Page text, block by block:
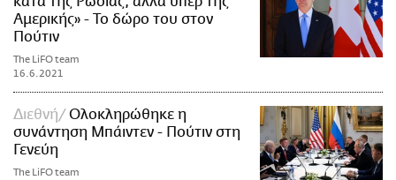
Αμερικής» - Το δώρο του στον
Πούτιν
The LiFO team
16.6.2021
Διεθνή
Ολοκληρώθηκε η
συνάντηση Μπάιντεν - Πούτιν στη
Γενεύη
The LiFO team